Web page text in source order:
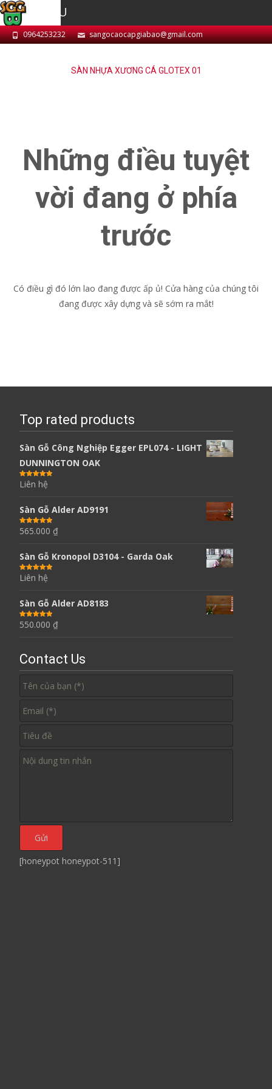
0964253232 sangocaocapgiabao@gmail.com
SÀN NHỰA XƯƠNG CÁ GLOTEX 01
Những điều tuyệt
vời đang ở phía
trước
Có điều gì đó lớn lao đang được ấp ủ! Cửa hàng của chúng tôi
đang được xây dựng và sẽ sớm ra mắt!
Top rated products
Sàn Gỗ Công Nghiệp Egger EPL074 - LIGHT
DUNNINGTON OAK
Được xếp
hạng 5.00 5
Liên hệ
Sàn Gỗ Alder AD9191
Được xếp
hạng5.005
565.000 ₫
Sàn Gỗ Kronopol D3104 - Garda Oak
Được xếp
hạng 5.00 5
Liên hệ
Sàn Gỗ Alder AD8183
Được xếp
hạng5.005
550.000 ₫
Contact Us
[honeypot honeypot-511]
MENU